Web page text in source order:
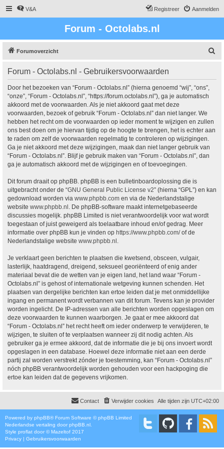
V&A Aanmelden
Registreer
Forum - Octolabs.nl
Forumoverzicht
Forum - Octolabs.nl - Gebruikersvoorwaarden
Door het bezoeken van “Forum - Octolabs.nl” (hierna genoemd “wij”, “ons”,
“onze”, “Forum - Octolabs.nl”, “https://forum.octolabs.nl”), ga je automatisch
akkoord met de voorwaarden. Als je niet akkoord gaat met deze
voorwaarden, bezoek of gebruik “Forum - Octolabs.nl” dan niet langer. We
hebben het recht om de voorwaarden op ieder moment te wijzigen en zullen
ons best doen om je hiervan tijdig op de hoogte te brengen, het is echter aan
te raden om zelf de voorwaarden regelmatig te controleren op wijzigingen.
Ga je niet akkoord met deze wijzigingen, maak dan niet langer gebruik van
“Forum - Octolabs.nl”. Blijf je gebruik maken van “Forum - Octolabs.nl”, dan
ga je automatisch akkoord met de wijzigingen en of toevoegingen.
Dit forum draait op phpBB. phpBB is een bulletinboardoplossing die is
uitgebracht onder de “GNU General Public License v2” (hierna “GPL”) en kan
gedownload worden via www.phpbb.com en via de Nederlandstalige
website www.phpbb.nl . De phpBB-software maakt internetgebaseerde
discussies mogelijk. phpBB Limited is niet verantwoordelijk voor wat wordt
toegestaan of juist geweigerd als toelaatbare inhoud en/of gedrag. Meer
informatie over phpBB kun je vinden op https://www.phpbb.com/of de
Nederlandstalige website www.phpbb.nl .
Je verklaart geen berichten te plaatsen die kwetsend, obsceen, vulgair,
lasterlijk, haatdragend, dreigend, seksueel georiënteerd of enig ander
materiaal bevat die de wetten van je eigen land, het land waar “Forum -
Octolabs.nl” is gehost of internationale wetgeving kunnen schenden. Het
plaatsen van dergelijke berichten kan ertoe leiden dat je met onmiddellijke
ingang en permanent wordt verbannen van dit forum. Tevens kan je provider
worden ingelicht. De IP-adressen van alle berichten worden opgeslagen om
deze voorwaarden te kunnen waarborgen. Je gaat er mee akkoord dat
“Forum - Octolabs.nl” het recht heeft om ieder onderwerp te verwijderen, te
wijzigen, te sluiten of te verplaatsen wanneer zij dit nodig achten. Als
gebruiker ga je ermee akkoord, dat de informatie die je bij ons invoert wordt
opgeslagen in een database. Hoewel deze informatie niet aan een derde
partij zal worden verstrekt zónder je toestemming, kan “Forum - Octolabs.nl”
nóch phpBB verantwoordelijk worden gehouden voor een hackpoging die
ertoe kan leiden dat de gegevens vrijkomen.
Alle tijden zijn UTC+02:00
Verwijder cookies
Contact
Powered by phpBB® Forum Software © phpBB Limited
Nederlandse vertaling door phpBB.nl
Style proflat door ©Mazeltof 2017
Privacy | Gebruikersvoorwaarden